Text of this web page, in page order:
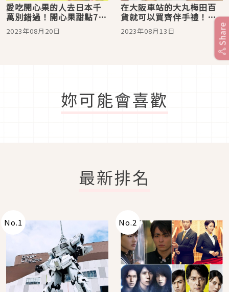
愛吃開心果的人去日本千
萬別錯過！開心果甜點7
選，以香濃的堅果香氣征
服你的味蕾
2023年08月20日
在大阪車站的大丸梅田百
貨就可以買齊伴手禮！
2023年夏天日本超人氣甜
點攻略
2023年08月13日
妳可能會喜歡
最新排名
No.1 No.2
Share